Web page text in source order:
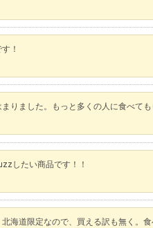
！
りました。もっと多くの人に食べても
したい商品です！！
海道限定なので、買える訳も無く。食